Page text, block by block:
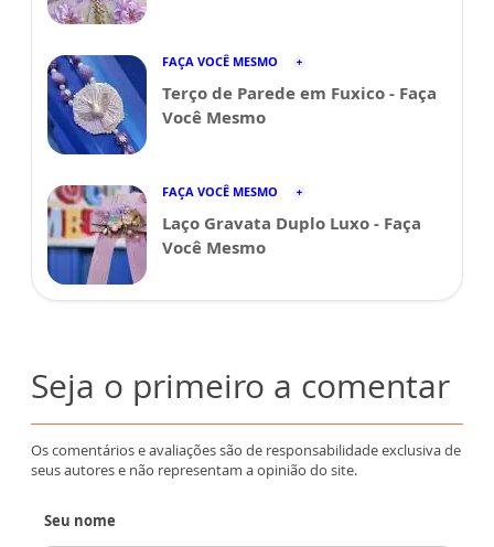
FAÇA VOCÊ MESMO
Terço de Parede em Fuxico - Faça
Você Mesmo
FAÇA VOCÊ MESMO
Laço Gravata Duplo Luxo - Faça
Você Mesmo
Seja o primeiro a comentar
Os comentários e avaliações são de responsabilidade exclusiva de
seus autores e não representam a opinião do site.
Seu nome